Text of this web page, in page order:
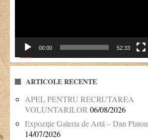
00:00 52:33
ARTICOLE RECENTE
APEL PENTRU RECRUTAREA
VOLUNTARILOR 06/08/2026
Expoziție Galeria de Artă – Dan Platon
14/07/2026